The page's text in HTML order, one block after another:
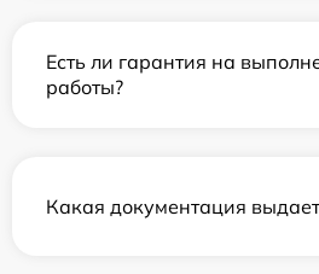
Есть ли гарантия на
работы?
Какая документация